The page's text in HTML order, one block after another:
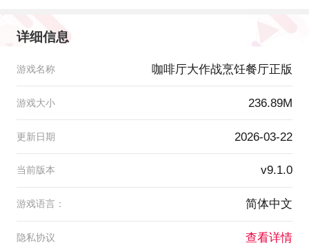
详细信息
游戏名称 咖啡厅大作战烹饪餐厅正版
游戏大小 236.89M
更新日期 2026-03-22
当前版本 v9.1.0
游戏语言： 简体中文
隐私协议 查看详情